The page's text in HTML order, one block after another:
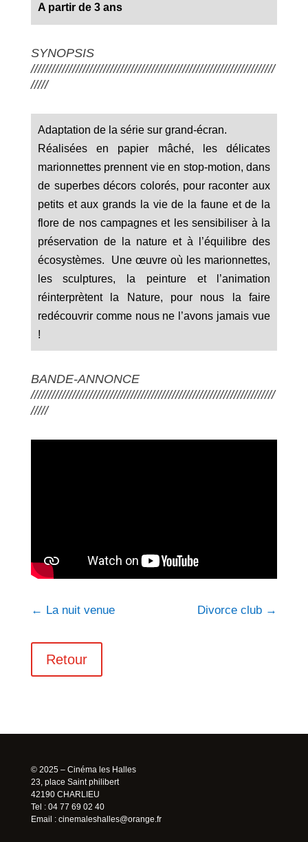
A partir de 3 ans
SYNOPSIS
///////////////////////////////////////////////////////////////////////
/////
Adaptation de la série sur grand-écran.
Réalisées en papier mâché, les délicates
marionnettes prennent vie en stop-motion, dans
de superbes décors colorés, pour raconter aux
petits et aux grands la vie de la faune et de la
flore de nos campagnes et les sensibiliser à la
préservation de la nature et à l’équilibre des
écosystèmes. Une œuvre où les marionnettes,
les sculptures, la peinture et l’animation
réinterprètent la Nature, pour nous la faire
redécouvrir comme nous ne l’avons jamais vue
!
BANDE-ANNONCE
///////////////////////////////////////////////////////////////////////
/////
← La nuit venue Divorce club →
Retour
© 2025 – Cinéma les Halles
23, place Saint philibert
42190 CHARLIEU
Tel : 04 77 69 02 40
Email : cinemaleshalles@orange.fr